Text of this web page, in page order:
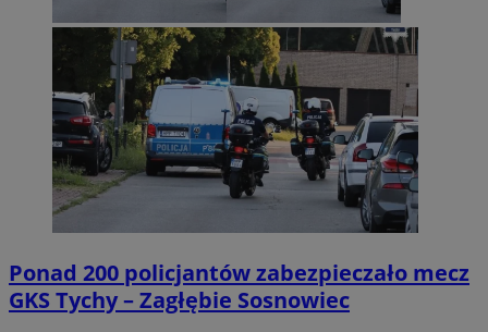
Ponad 200 policjantów zabezpieczało mecz
GKS Tychy – Zagłębie Sosnowiec